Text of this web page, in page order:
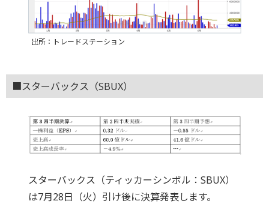
出所：トレードステーション
■スターバックス（SBUX）
スターバックス（ティッカーシンボル：SBUX）
は7月28日（火）引け後に決算発表します。